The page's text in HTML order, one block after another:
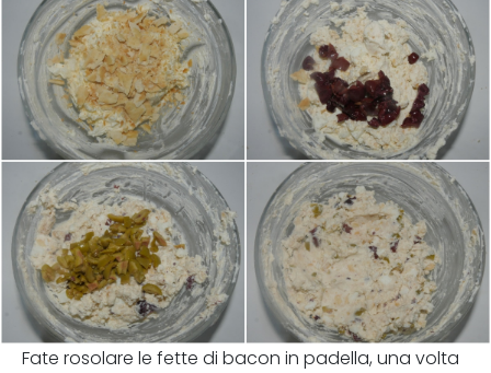
Fate rosolare le fette di bacon in padella, una volta